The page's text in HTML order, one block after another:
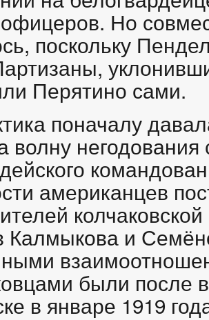
Но
поскольку
Перятино сами.
поначалу
волну негодования
американцев
Калмыкова и
были после
в январе 1919